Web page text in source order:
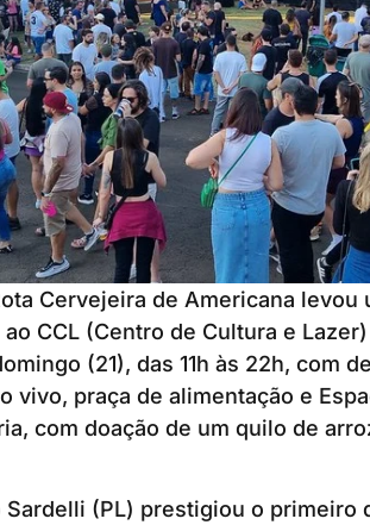
Cervejeira de Americana
CCL (Centro de Cultura e
(21), das 11h às 22h, com
vivo, praça de alimentação e
com doação de um quilo de
(PL) prestigiou o primeiro